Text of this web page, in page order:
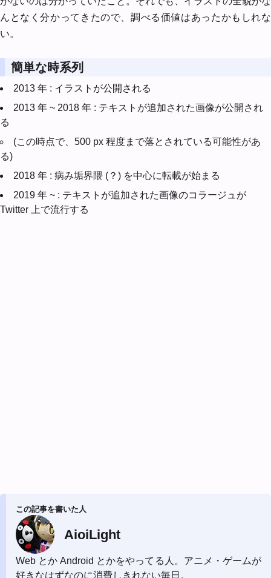
んとなく分かってきたので、調べる価値はあったかもしれな
い。
簡単な時系列
2013 年 : イラストが公開される
2013 年 ~ 2018 年 : テキストが追加された画像が公開され
る
(この時点で、500 px 程度まで落とされている可能性があ
る)
2018 年 : 病み垢界隈 (？) を中心に転載が始まる
2019 年 ~ : テキストが追加された画像のコラージュが
Twitter 上で流行する
この記事を書いた人
AioiLight
Web とか Android とかをやってる人。アニメ・ゲームが
好きなはずなのに消費しきれない毎日。